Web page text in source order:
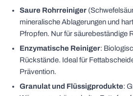
Saure Rohrreiniger
mineralische Ablagerungen und
Pfropfen. Nur für säurebeständige
Enzymatische Reiniger:
Rückstände. Ideal für
Prävention.
Granulat und Flüssigprodukte: